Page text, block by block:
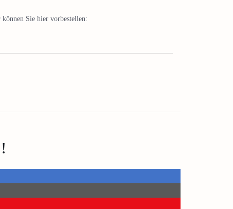
Sie hier vorbestellen: